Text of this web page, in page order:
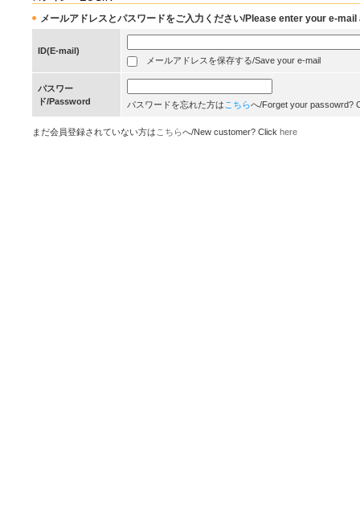
メールアドレスとパスワードをご入力ください/Please enter your e-
ID(E-mail)
メールアドレスを保存する/Save your e-mail
パスワー
ド/Password
パスワードを忘れた方は こちらへ/Forget your passowrd?
まだ会員登録されていない方は こちらへ/New customer? Click here